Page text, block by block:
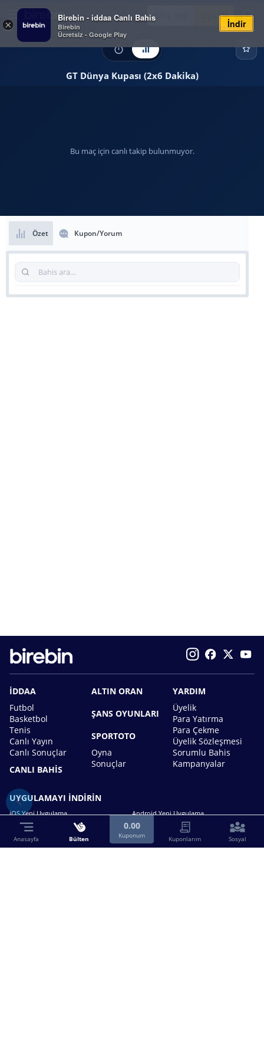
×
Birebin - iddaa Canlı Bahis
Birebin
Ücretsiz - Google Play
İndir
Giriş Yap Üye Ol
GT Dünya Kupası (2x6 Dakika)
Bu maç için canlı takip bulunmuyor.
Özet Kupon/Yorum
İDDAA
Futbol
Basketbol
Tenis
Canlı Yayın
Canlı Sonuçlar
CANLI BAHİS
ALTIN ORAN
ŞANS OYUNLARI
SPORTOTO
Oyna
Sonuçlar
YARDIM
Üyelik
Para Yatırma
Para Çekme
Üyelik Sözleşmesi
Sorumlu Bahis
Kampanyalar
UYGULAMAYI İNDİRİN
iOS Yeni Uygulama Android Yeni Uygulama
Anasayfa Bülten
0.00
Kuponum Kuponlarım Sosyal